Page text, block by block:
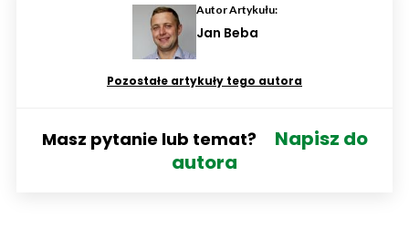
Autor Artykułu:
Jan Beba
Pozostałe artykuły tego autora
Masz pytanie lub temat?
Napisz do
autora